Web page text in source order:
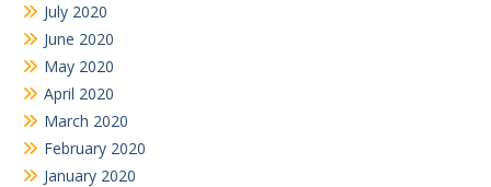
July 2020
June 2020
May 2020
April 2020
March 2020
February 2020
January 2020